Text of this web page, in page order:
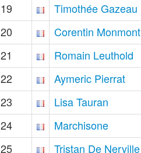
19
Timothée Gazeau
20
Corentin Monmont
21
Romain Leuthold
22
Aymeric Pierrat
23
Lisa Tauran
24
Marchisone
25
Tristan De Nerville